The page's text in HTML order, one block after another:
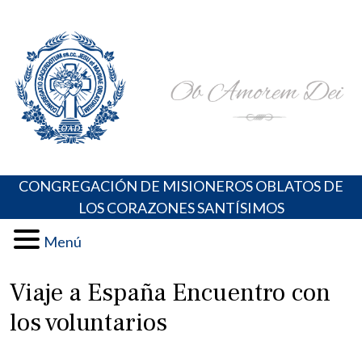
content
Portal de los Padres Oblatos. Advocaciones Marianas,
Oraciones, Música religiosa y más
CONGREGACIÓN DE MISIONEROS OBLATOS DE
LOS CORAZONES SANTÍSIMOS
Menú
Viaje a España Encuentro con
los voluntarios